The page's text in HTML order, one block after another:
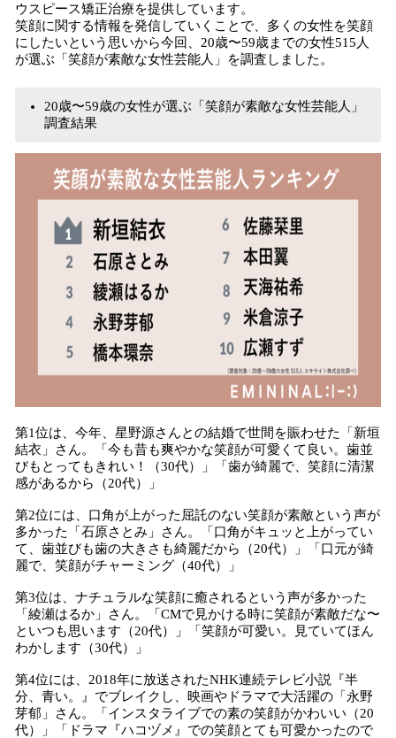
ウスピース矯正治療を提供しています。
笑顔に関する情報を発信していくことで、多くの女性を笑顔
にしたいという思いから今回、20歳〜59歳までの女性515人
が選ぶ「笑顔が素敵な女性芸能人」を調査しました。
20歳〜59歳の女性が選ぶ「笑顔が素敵な女性芸能人」
調査結果
第1位は、今年、星野源さんとの結婚で世間を賑わせた「新垣
結衣」さん。「今も昔も爽やかな笑顔が可愛くて良い。歯並
びもとってもきれい！（30代）」「歯が綺麗で、笑顔に清潔
感があるから（20代）」
第2位には、口角が上がった屈託のない笑顔が素敵という声が
多かった「石原さとみ」さん。「口角がキュッと上がってい
て、歯並びも歯の大きさも綺麗だから（20代）」「口元が綺
麗で、笑顔がチャーミング（40代）」
第3位は、ナチュラルな笑顔に癒されるという声が多かった
「綾瀬はるか」さん。「CMで見かける時に笑顔が素敵だな〜
といつも思います（20代）」「笑顔が可愛い。見ていてほん
わかします（30代）」
第4位には、2018年に放送されたNHK連続テレビ小説『半
分、青い。』でブレイクし、映画やドラマで大活躍の「永野
芽郁」さん。「インスタライブでの素の笑顔がかわいい（20
代）」「ドラマ『ハコヅメ』での笑顔とても可愛かったので